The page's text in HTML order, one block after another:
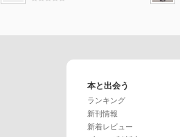
本と出会う
ランキング
新刊情報
新着レビュー